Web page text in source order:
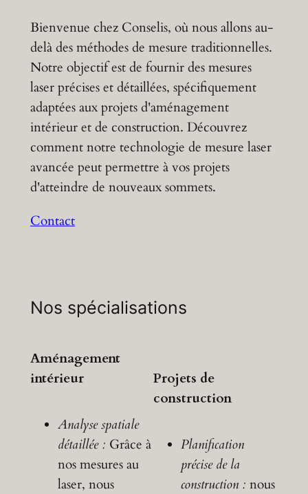
Bienvenue chez Conselis, où nous allons au-
delà des méthodes de mesure traditionnelles.
Notre objectif est de fournir des mesures
laser précises et détaillées, spécifiquement
adaptées aux projets d'aménagement
intérieur et de construction. Découvrez
comment notre technologie de mesure laser
avancée peut permettre à vos projets
d'atteindre de nouveaux sommets.
Contact
Nos spécialisations
Aménagement
intérieur
Analyse spatiale
détaillée : Grâce à
nos mesures au
laser, nous
Projets de
construction
Planification
précise de la
construction : nous